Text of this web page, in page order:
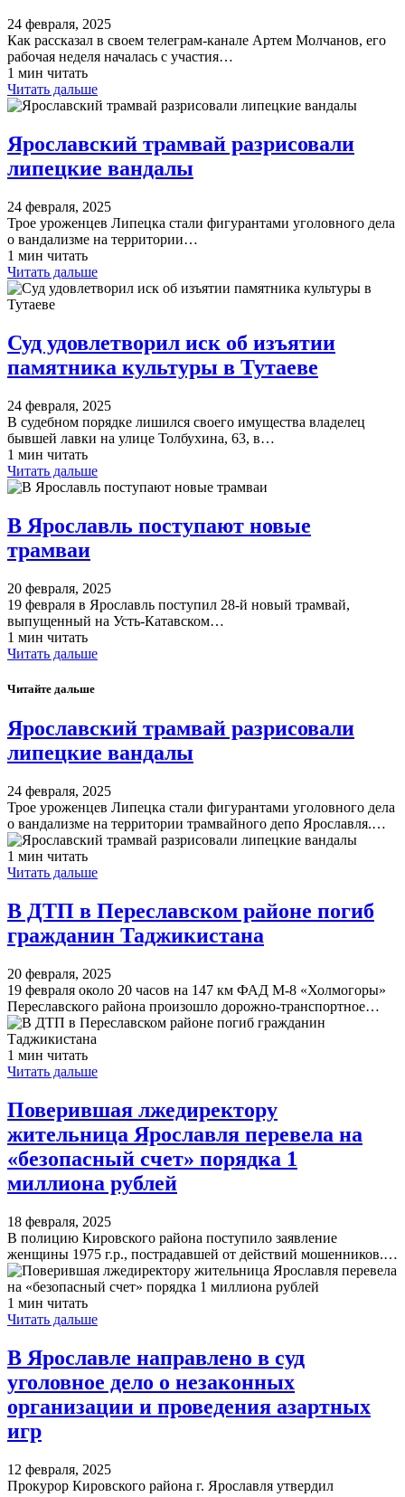
24 февраля, 2025
Как рассказал в своем телеграм-канале Артем Молчанов, его
рабочая неделя началась с участия…
1 мин читать
Читать дальше
Ярославский трамвай разрисовали
липецкие вандалы
24 февраля, 2025
Трое уроженцев Липецка стали фигурантами уголовного дела
о вандализме на территории…
1 мин читать
Читать дальше
Суд удовлетворил иск об изъятии
памятника культуры в Тутаеве
24 февраля, 2025
В судебном порядке лишился своего имущества владелец
бывшей лавки на улице Толбухина, 63, в…
1 мин читать
Читать дальше
В Ярославль поступают новые
трамваи
20 февраля, 2025
19 февраля в Ярославль поступил 28-й новый трамвай,
выпущенный на Усть-Катавском…
1 мин читать
Читать дальше
Читайте дальше
Ярославский трамвай разрисовали
липецкие вандалы
24 февраля, 2025
Трое уроженцев Липецка стали фигурантами уголовного дела
о вандализме на территории трамвайного депо Ярославля.…
1 мин читать
Читать дальше
В ДТП в Переславском районе погиб
гражданин Таджикистана
20 февраля, 2025
19 февраля около 20 часов на 147 км ФАД М-8 «Холмогоры»
Переславского района произошло дорожно-транспортное…
1 мин читать
Читать дальше
Поверившая лжедиректору
жительница Ярославля перевела на
«безопасный счет» порядка 1
миллиона рублей
18 февраля, 2025
В полицию Кировского района поступило заявление
женщины 1975 г.р., пострадавшей от действий мошенников.…
1 мин читать
Читать дальше
В Ярославле направлено в суд
уголовное дело о незаконных
организации и проведения азартных
игр
12 февраля, 2025
Прокурор Кировского района г. Ярославля утвердил